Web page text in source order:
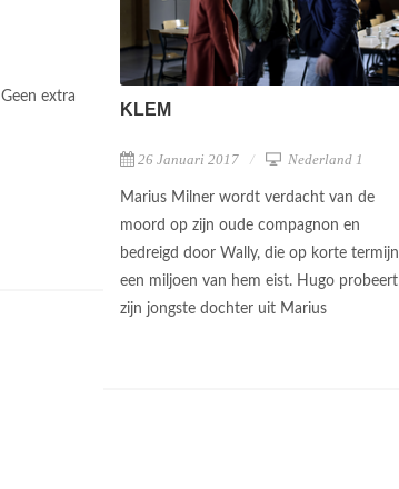
Geen extra
KLEM
26 Januari 2017 Nederland 1
Marius Milner wordt verdacht van de
moord op zijn oude compagnon en
bedreigd door Wally, die op korte termijn
een miljoen van hem eist. Hugo probeert
zijn jongste dochter uit Marius